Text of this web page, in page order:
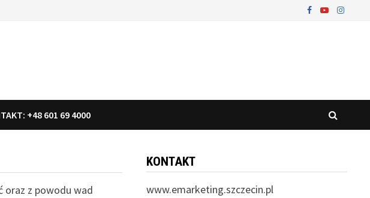
+48 601 69 4000
oraz z powodu wad
KONTAKT
www.emarketing.szczecin.pl